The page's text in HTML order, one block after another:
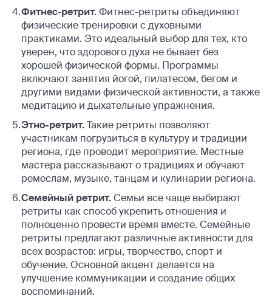
Фитнес-ретрит.Фитнес-ретриты объединяют
физические тренировки с духовными
практиками. Это идеальный выбор для тех, кто
уверен, что здорового духа не бывает без
хорошей физической формы. Программы
включают занятия йогой, пилатесом, бегом и
другими видами физической активности, а также
медитацию и дыхательные упражнения.
Этно-ретрит.Такие ретриты позволяют
участникам погрузиться в культуру и традиции
региона, где проводит мероприятие. Местные
мастера рассказывают о традициях и обучают
ремеслам, музыке, танцам и кулинарии региона.
Семейный ретрит.Семьи все чаще выбирают
ретриты как способ укрепить отношения и
полноценно провести время вместе. Семейные
ретриты предлагают различные активности для
всех возрастов: игры, творчество, спорт и
обучение. Основной акцент делается на
улучшение коммуникации и создание общих
воспоминаний.